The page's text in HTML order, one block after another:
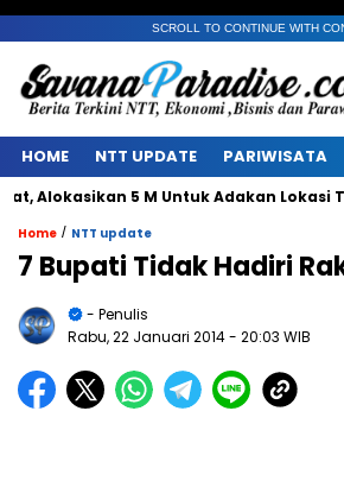
SCROLL TO CONTINUE WITH
HOME NTT UPDATE PARIWISATA
Alokasikan 5 M Untuk Adakan Lokasi
Home / NTT update
7 Bupati Tidak Hadiri
- Penulis
Rabu, 22 Januari 2014- 20:03 WIB